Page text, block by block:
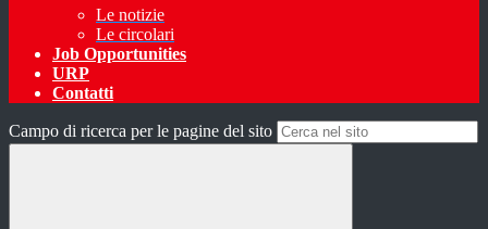
Le notizie
Le circolari
Job Opportunities
URP
Contatti
Campo di ricerca per le pagine del sito